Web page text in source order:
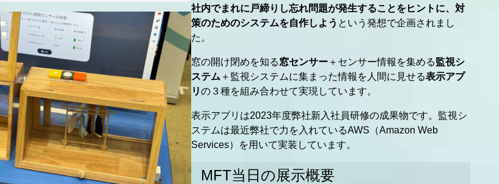
社内でまれに戸締りし忘れ問題が発生することをヒントに、対
策のためのシステムを自作しよう という発想で企画されまし
た。
窓の開け閉めを知る窓センサー ＋センサー情報を集める監視シ
ステム ＋監視システムに集まった情報を人間に見せる表示アプ
リの３種を組み合わせて実現しています。
表示アプリは2023年度弊社新入社員研修の成果物です。監視シ
ステムは最近弊社で力を入れているAWS（Amazon Web
Services）を用いて実装しています。
MFT当日の展示概要